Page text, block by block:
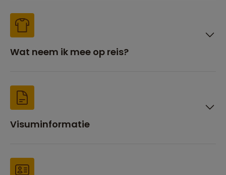
Wat neem ik mee op reis?
Visuminformatie